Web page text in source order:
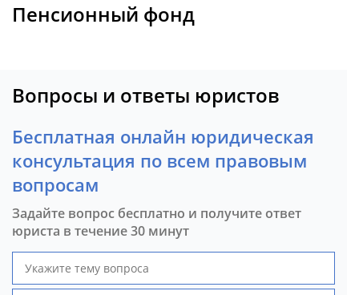
Пенсионный фонд
Вопросы и ответы юристов
Бесплатная онлайн юридическая
консультация по всем правовым
вопросам
Задайте вопрос бесплатно и получите ответ
юриста в течение 30 минут